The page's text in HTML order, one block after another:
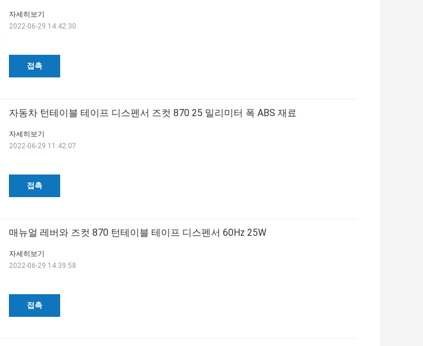
접촉
자세히보기
2022-06-29 14:42:30
자동차 턴테이블 테이프 디스펜서 즈컷 870 25 밀리미터 폭 ABS 재료
접촉
자세히보기
2022-06-29 11:42:07
매뉴얼 레버와 즈컷 870 턴테이블 테이프 디스펜서 60Hz 25W
접촉
자세히보기
2022-06-29 14:39:58